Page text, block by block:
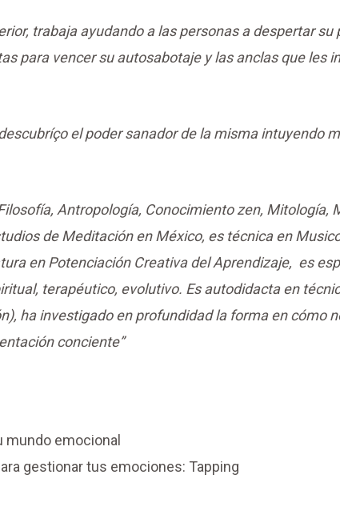
trabaja ayudando a las personas a despertar
para vencer su autosabotaje y las anclas que les
el poder sanador de la misma intuyendo
Antropología, Conocimiento zen, Mitología,
de Meditación en México, es técnica en
en Potenciación Creativa del Aprendizaje, es
terapéutico, evolutivo. Es autodidacta en
ha investigado en profundidad la forma en cómo
conciente”
mundo emocional
gestionar tus emociones: Tapping